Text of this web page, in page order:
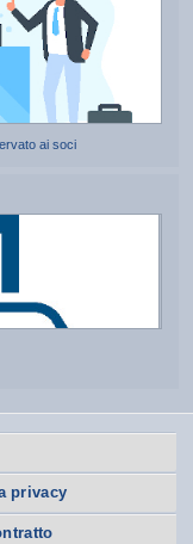
ai soci
privacy